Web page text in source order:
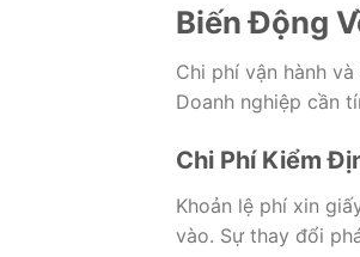
Biến Động
Chi phí vận hành
Doanh nghiệp cần
Chi Phí Kiểm
Khoản lệ phí xin
vào. Sự thay đổi